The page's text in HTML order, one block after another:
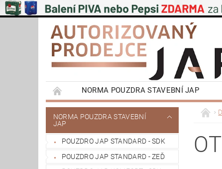
NORMA POUZDRA STAVEBNÍ JAP
EMOTIVE II BEZOBLOŽKOVÁ POUZDRA
PŮDNÍ SCHODY JAP
VÝPRODEJ
OBCHODNÍ PODMÍNKY
REFERENCE ZÁKAZNÍKŮ
NAŠE POBOČKY
NORMA POUZDRA STAVEBNÍ
JAP
POUZDRO JAP STANDARD - SDK
POUZDRO JAP STANDARD - ZEĎ